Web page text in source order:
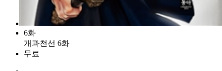
6화
개과천선 6화
무료